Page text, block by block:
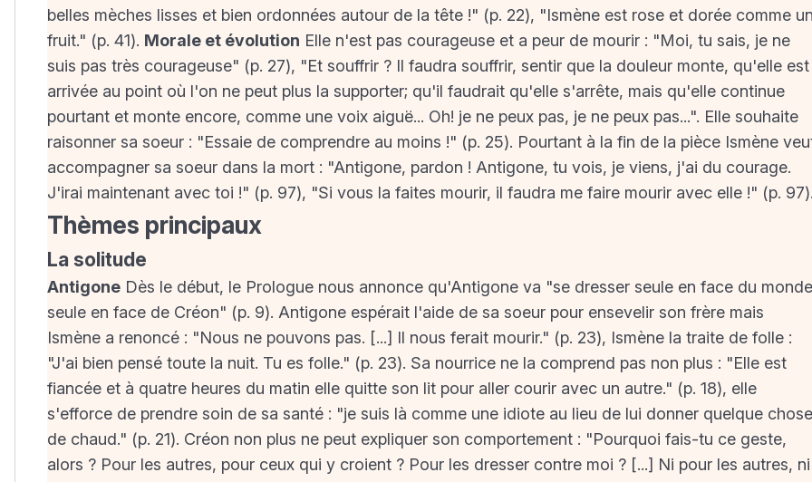
belles mèches lisses et bien ordonnées autour de la tête !" (p. 22), "Ismène est rose et dorée comme
fruit." (p. 41). Morale et évolution Elle n'est pas courageuse et a peur de mourir : "Moi, tu sais, je ne
suis pas très courageuse" (p. 27), "Et souffrir ? Il faudra souffrir, sentir que la douleur monte, qu'elle est
arrivée au point où l'on ne peut plus la supporter; qu'il faudrait qu'elle s'arrête, mais qu'elle continue
pourtant et monte encore, comme une voix aiguë... Oh! je ne peux pas, je ne peux pas...". Elle souhaite
raisonner sa soeur : "Essaie de comprendre au moins !" (p. 25). Pourtant à la fin de la pièce Ismène
accompagner sa soeur dans la mort : "Antigone, pardon ! Antigone, tu vois, je viens, j'ai du courage.
J'irai maintenant avec toi !" (p. 97), "Si vous la faites mourir, il faudra me faire mourir avec elle !" (p.
Thèmes principaux
La solitude
Antigone Dès le début, le Prologue nous annonce qu'Antigone va "se dresser seule en face du
seule en face de Créon" (p. 9). Antigone espérait l'aide de sa soeur pour ensevelir son frère mais
Ismène a renoncé : "Nous ne pouvons pas. [...] Il nous ferait mourir." (p. 23), Ismène la traite de folle :
"J'ai bien pensé toute la nuit. Tu es folle." (p. 23). Sa nourrice ne la comprend pas non plus : "Elle est
fiancée et à quatre heures du matin elle quitte son lit pour aller courir avec un autre." (p. 18), elle
s'efforce de prendre soin de sa santé : "je suis là comme une idiote au lieu de lui donner quelque chose
de chaud." (p. 21). Créon non plus ne peut expliquer son comportement : "Pourquoi fais-tu ce geste,
alors ? Pour les autres, pour ceux qui y croient ? Pour les dresser contre moi ? [...] Ni pour les autres, ni